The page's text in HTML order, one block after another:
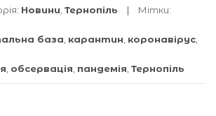
Новини Тернопіль Мітки:
база карантин коронавірус
обсервація пандемія Тернопіль